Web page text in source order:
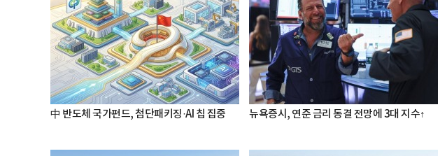
中 반도체 국가펀드, 첨단패키징·AI 칩 집중 뉴욕증시, 연준 금리 동결 전망에 3대 지수↑